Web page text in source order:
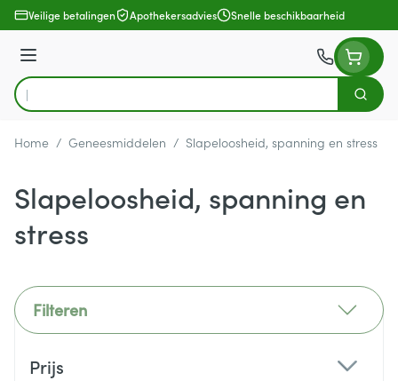
Ga naar de inhoud
Veilige betalingen Apothekersadvies Snelle beschikbaarheid
Menu
Product, merk, categorie...
Zoek
Home / Geneesmiddelen / Slapeloosheid, spanning en stress
Slapeloosheid, spanning en
stress
Filteren
Prijs